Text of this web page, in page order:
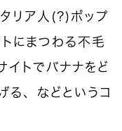
ア人（？）ポップ
にまつわる不毛
トでバナナをど
る、などというコ